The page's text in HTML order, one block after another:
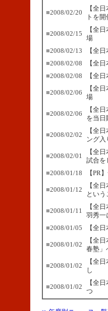
■2008/02/20
【全
トを
■2008/02/15
【全
場
■2008/02/13
【全
■2008/02/08
【全
■2008/02/08 【全
■2008/02/06
【全
場
■2008/02/06
【全
を当日
■2008/02/02
【全
ング入
■2008/02/01
【全
試合を
■2008/01/18 【PR
■2008/01/12
【全
とい
■2008/01/11
【全
羽秀一
■2008/01/05 【全
■2008/01/02
【全
春塾」
■2008/01/02
【全
し
■2008/01/02
【全
つ